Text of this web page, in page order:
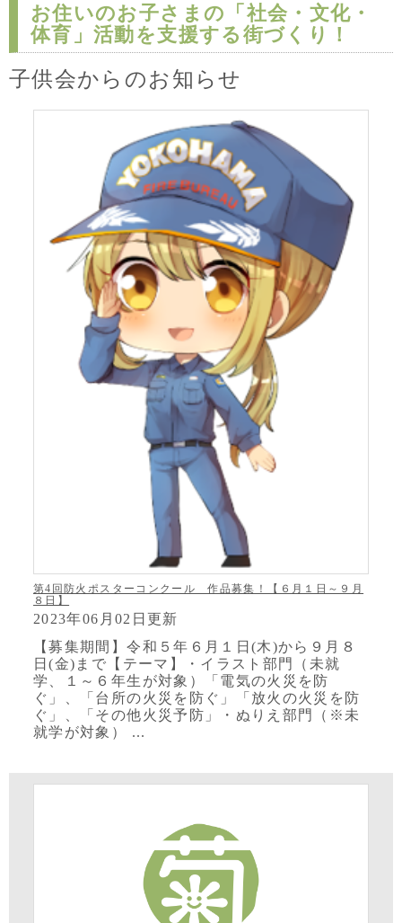
お住いのお子さまの「社会・文化・
体育」活動を支援する街づくり！
子供会からのお知らせ
第4回防火ポスターコンクール 作品募集！【６月１日～９月
８日】
2023年06月02日更新
【募集期間】令和５年６月１日(木)から９月８
日(金)まで【テーマ】・イラスト部門（未就
学、１～６年生が対象）「電気の火災を防
ぐ」、「台所の火災を防ぐ」「放火の火災を防
ぐ」、「その他火災予防」・ぬりえ部門（※未
就学が対象） ...